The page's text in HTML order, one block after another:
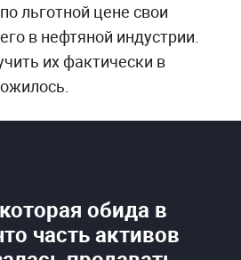
льготной цене свои
в нефтяной индустрии.
их фактически в
обида в
часть активов